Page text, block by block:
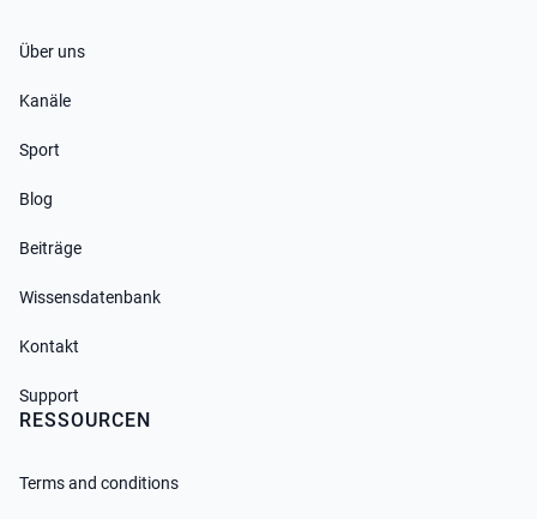
Über uns
Kanäle
Sport
Blog
Beiträge
Wissensdatenbank
Kontakt
Support
RESSOURCEN
Terms and conditions